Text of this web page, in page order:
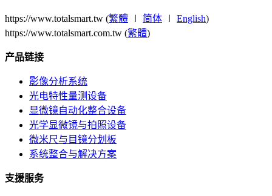
https://www.totalsmart.tw (繁體 ∣ 简体 ∣ English)
https://www.totalsmart.com.tw (繁體)
产品链接
影像分析系统
光电特性量测设备
显微镜自动化整合设备
光学显微镜与拍照设备
微米尺与目镜分划板
系统整合与解决方案
支援服务